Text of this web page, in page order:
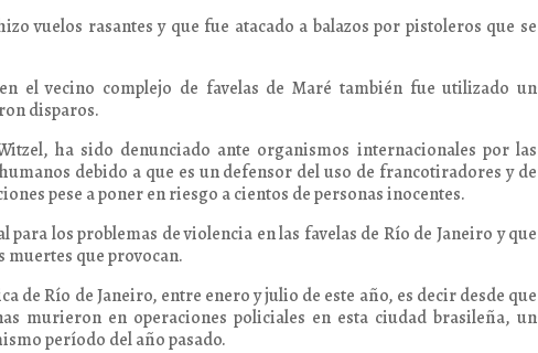
vuelos rasantes y que fue atacado a balazos por pistoleros que se
el vecino complejo de favelas de Maré también fue utilizado un
disparos.
ha sido denunciado ante organismos internacionales por las
debido a que es un defensor del uso de francotiradores y de
pese a poner en riesgo a cientos de personas inocentes.
los problemas de violencia en las favelas de Río de Janeiro y que
muertes que provocan.
de Río de Janeiro, entre enero y julio de este año, es decir desde que
murieron en operaciones policiales en esta ciudad brasileña, un
período del año pasado.